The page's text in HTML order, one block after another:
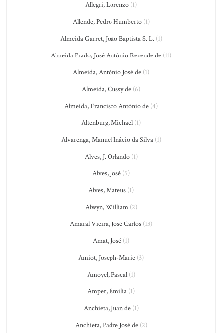
Allegri, Lorenzo (1)
Allende, Pedro Humberto(1)
Almeida Garret, João Baptista S. L.(1)
Almeida Prado, José Antônio Rezende de (11)
Almeida, Antônio José de (1)
Almeida, Cussy de (6)
Almeida, Francisco António de (4)
Altenburg, Michael (1)
Alvarenga, Manuel Inácio da Silva(1)
Alves, J. Orlando(1)
Alves, José (5)
Alves, Mateus (1)
Alwyn, William(2)
Amaral Vieira, José Carlos (13)
Amat, José (1)
Amiot, Joseph-Marie (3)
Amoyel, Pascal(1)
Amper, Emilia (1)
Anchieta, Juan de(1)
Anchieta, Padre José de(2)